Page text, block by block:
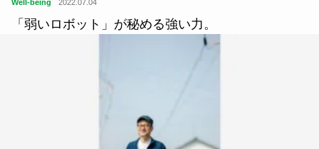
Well-being 2022.07.04
「弱いロボット」が秘める強い力。